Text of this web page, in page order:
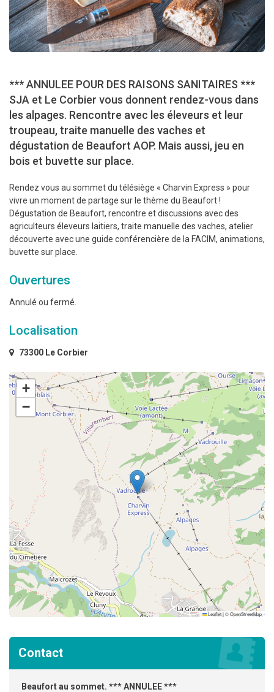
*** ANNULEE POUR DES RAISONS SANITAIRES ***
SJA et Le Corbier vous donnent rendez-vous dans
les alpages. Rencontre avec les éleveurs et leur
troupeau, traite manuelle des vaches et
dégustation de Beaufort AOP. Mais aussi, jeu en
bois et buvette sur place.
Rendez vous au sommet du télésiège « Charvin Express » pour
vivre un moment de partage sur le thème du Beaufort !
Dégustation de Beaufort, rencontre et discussions avec des
agriculteurs éleveurs laitiers, traite manuelle des vaches, atelier
découverte avec une guide conférencière de la FACIM, animations,
buvette sur place.
Ouvertures
Annulé ou fermé.
Localisation
73300 Le Corbier
+
−
Leaflet|©OpenStreetMap
Contact
Beaufort au sommet. *** ANNULEE ***